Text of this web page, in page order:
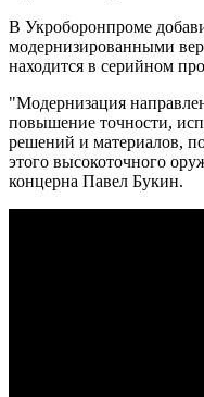
В Укроборонпроме
модернизированными
находится в серийном
"Модернизация
повышение точности,
решений и материалов,
этого высокоточного
концерна Павел Букин.